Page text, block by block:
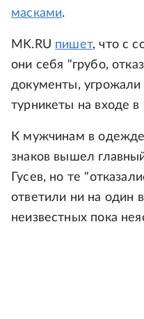
масками.
MK.RU пишет, что с
они себя "грубо,
документы, угрожали
турникеты на входе
К мужчинам в
знаков вышел
Гусев, но те
ответили ни на один
неизвестных пока